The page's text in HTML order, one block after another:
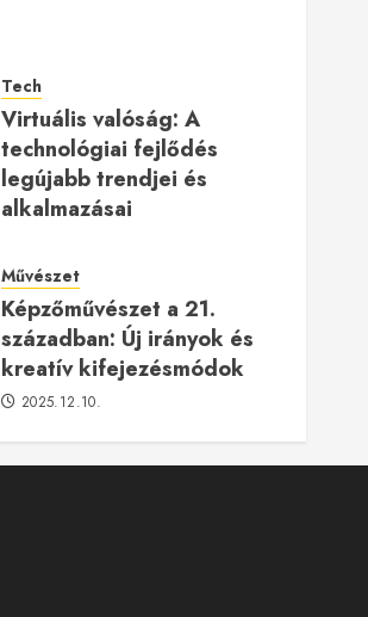
Tech
Virtuális valóság: A
technológiai fejlődés
legújabb trendjei és
alkalmazásai
Művészet
Képzőművészet a 21.
században: Új irányok és
kreatív kifejezésmódok
2025.12.10.